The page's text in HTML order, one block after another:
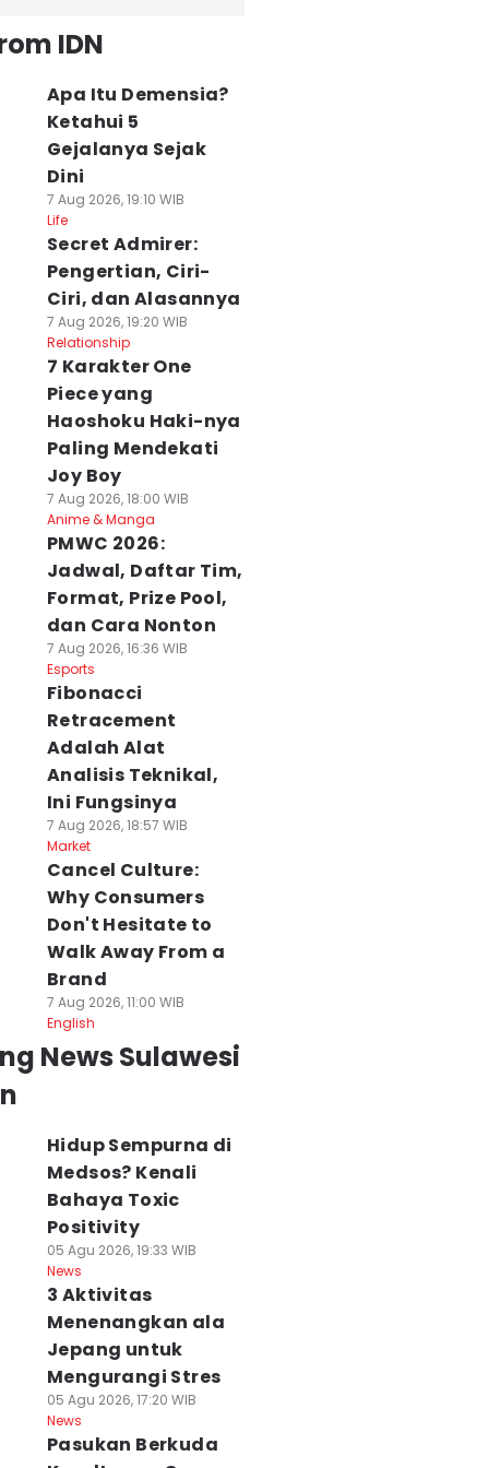
IDN
Apa Itu Demensia?
Ketahui 5
Gejalanya Sejak
Dini
7 Aug 2026, 19:10 WIB
Life
Secret Admirer:
Pengertian, Ciri-
Ciri, dan Alasannya
7 Aug 2026, 19:20 WIB
Relationship
7 Karakter One
Piece yang
Haoshoku Haki-nya
Paling Mendekati
Joy Boy
7 Aug 2026, 18:00 WIB
Anime & Manga
PMWC 2026:
Jadwal, Daftar Tim,
Format, Prize Pool,
dan Cara Nonton
7 Aug 2026, 16:36 WIB
Esports
Fibonacci
Retracement
Adalah Alat
Analisis Teknikal,
Ini Fungsinya
7 Aug 2026, 18:57 WIB
Market
Cancel Culture:
Why Consumers
Don't Hesitate to
Walk Away From a
Brand
7 Aug 2026, 11:00 WIB
English
News Sulawesi
Hidup Sempurna di
Medsos? Kenali
Bahaya Toxic
Positivity
05 Agu 2026, 19:33 WIB
News
3 Aktivitas
Menenangkan ala
Jepang untuk
Mengurangi Stres
05 Agu 2026, 17:20 WIB
News
Pasukan Berkuda